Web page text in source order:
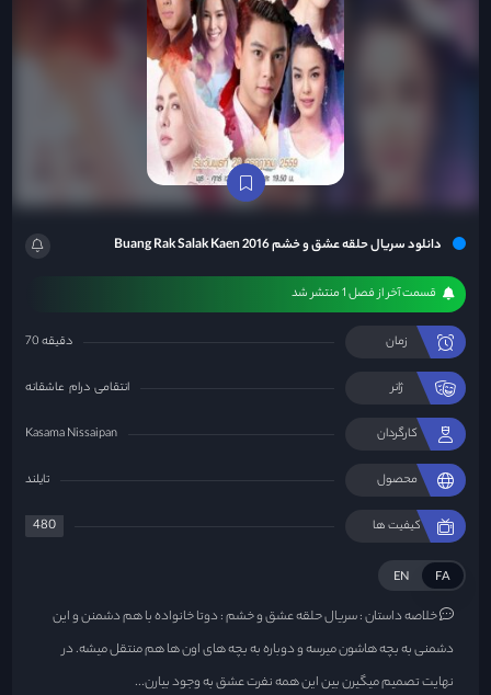
دانلود سریال حلقه عشق و خشم Buang Rak Salak Kaen 2016
قسمت آخر از فصل 1 منتشر شد
زمان 70 دقیقه
ژانر انتقامی درام عاشقانه
کارگردان Kasama Nissaipan
محصول تایلند
کیفیت ها 480
FA
EN
خلاصه داستان :سریال حلقه عشق و خشم : دوتا خانواده با هم دشمنن و این
دشمنی به بچه هاشون میرسه و دوباره به بچه های اون ها هم منتقل میشه. در
نهایت تصمیم میگیرن بین این همه نفرت عشق به وجود بیارن...